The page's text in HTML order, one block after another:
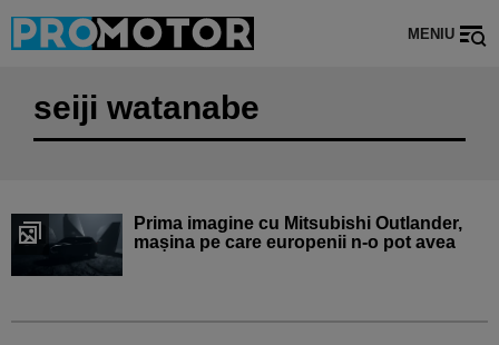
MENIU
seiji watanabe
Prima imagine cu Mitsubishi Outlander,
mașina pe care europenii n-o pot avea